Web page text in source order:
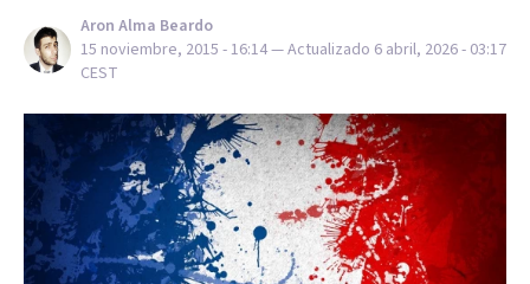
Aron Alma Beardo
15 noviembre, 2015 - 16:14— Actualizado 6 abril, 2026 - 03:17
CEST